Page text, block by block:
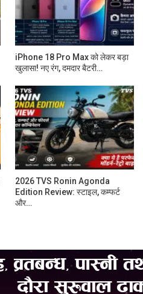
iPhone 18 Pro Max को लेकर बड़ा
खुलासा! नए रंग, दमदार बैटरी…
2026 TVS Ronin Agonda
Edition Review: स्टाइल, कम्फर्ट
और…